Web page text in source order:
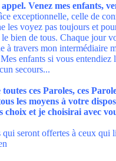
Venez mes enfants,
exceptionnelle, celle de
les voyez pas toujours et
bien de tous. Chaque jour
travers mon intermédiaire
Mes enfants si vous
secours...
ces Paroles, ces
les moyens à votre
choix et je choisirai avec
seront offertes à ceux qui